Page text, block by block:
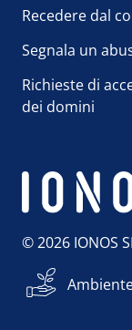
Recedere dal
Segnala un
Richieste di
dei domini
© 2026 IONOS